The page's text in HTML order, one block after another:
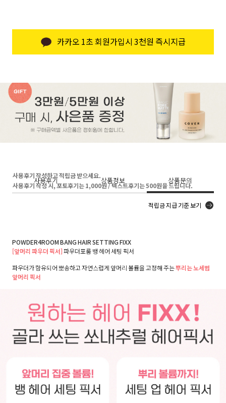
카카오 1초 회원가입시 3천원 즉시지급
사용후기 상품정보 상품문의
사용후기 작성하고 적립금 받으세요.
사용후기 작성 시, 포토후기는 1,000원 / 텍스트후기는 500원을 드립니다.
적립금 지급 기준 보기
POWDER4ROOM BANG HAIR SETTING FIXX
[앞머리 파우더 픽서]파우더포룸 뱅 헤어 세팅 픽서
파우더가 함유되어 뽀송하고 자연스럽게 앞머리 볼륨을 고정해 주는뿌리는 노세범
앞머리 픽서